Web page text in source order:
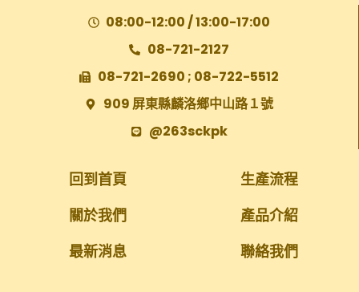
08:00-12:00 / 13:00-17:00
08-721-2127
08-721-2690 ; 08-722-5512
909 屏東縣麟洛鄉中山路１號
@263sckpk
回到首頁
關於我們
最新消息
生產流程
產品介紹
聯絡我們